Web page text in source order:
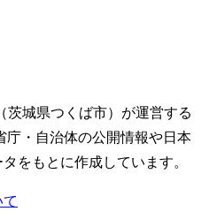
茨城県つくば市）が運営する
庁・自治体の公開情報や日本
をもとに作成しています。